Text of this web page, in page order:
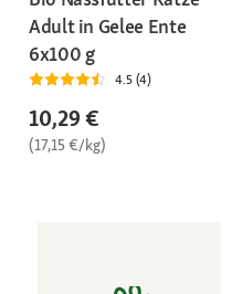
Adult in Gelee Ente
6x100 g
4.5 (4)
10,29 €
(17,15 €/kg)